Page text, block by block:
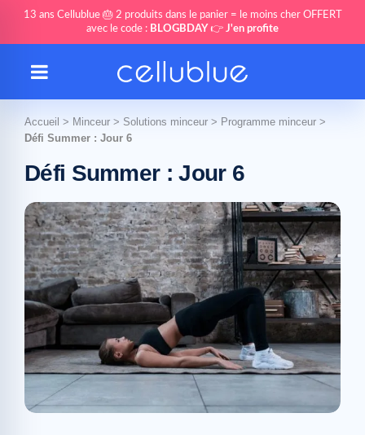
13 ans Cellublue 🎂 2 produits dans le panier = le moins cher OFFERT
avec le code : BLOGBDAY 👉 J'en profite
Accueil > Minceur > Solutions minceur > Programme minceur >
Défi Summer : Jour 6
Défi Summer : Jour 6